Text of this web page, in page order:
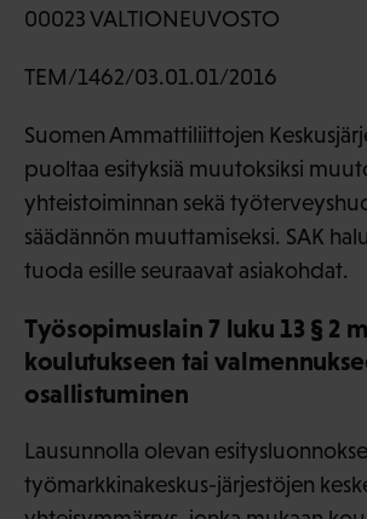
00023 VALTIONEUVOSTO
TEM/1462/03.01.01/2016
Suomen Ammattiliittojen
puoltaa esityksiä muutoksiksi
yhteistoiminnan sekä
säädännön muuttamiseksi. SAK
tuoda esille seuraavat asiakohdat.
Työsopimuslain 7 luku 13 § 2
koulutukseen tai
osallistuminen
Lausunnolla olevan
työmarkkinakeskus-järjestöjen